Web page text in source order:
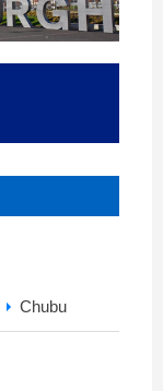
Chubu